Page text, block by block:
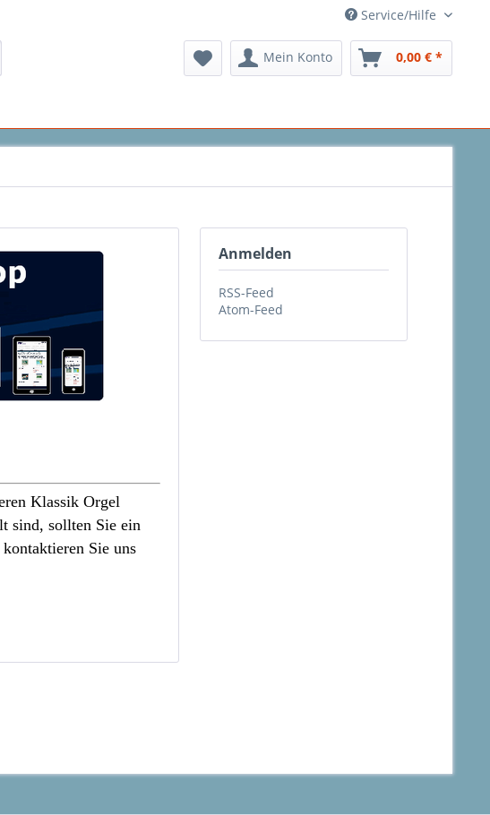
Service/Hilfe
Mein Konto 0,00 € *
Anmelden
RSS-Feed
Atom-Feed
Klassik Orgel
sind, sollten Sie ein
Sie uns